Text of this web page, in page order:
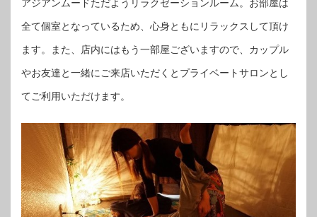
アジアンムードただようリラクゼーションルーム。お部屋は
全て個室となっているため、心身ともにリラックスして頂け
ます。また、店内にはもう一部屋ございますので、カップル
やお友達と一緒にご来店いただくとプライベートサロンとし
てご利用いただけます。